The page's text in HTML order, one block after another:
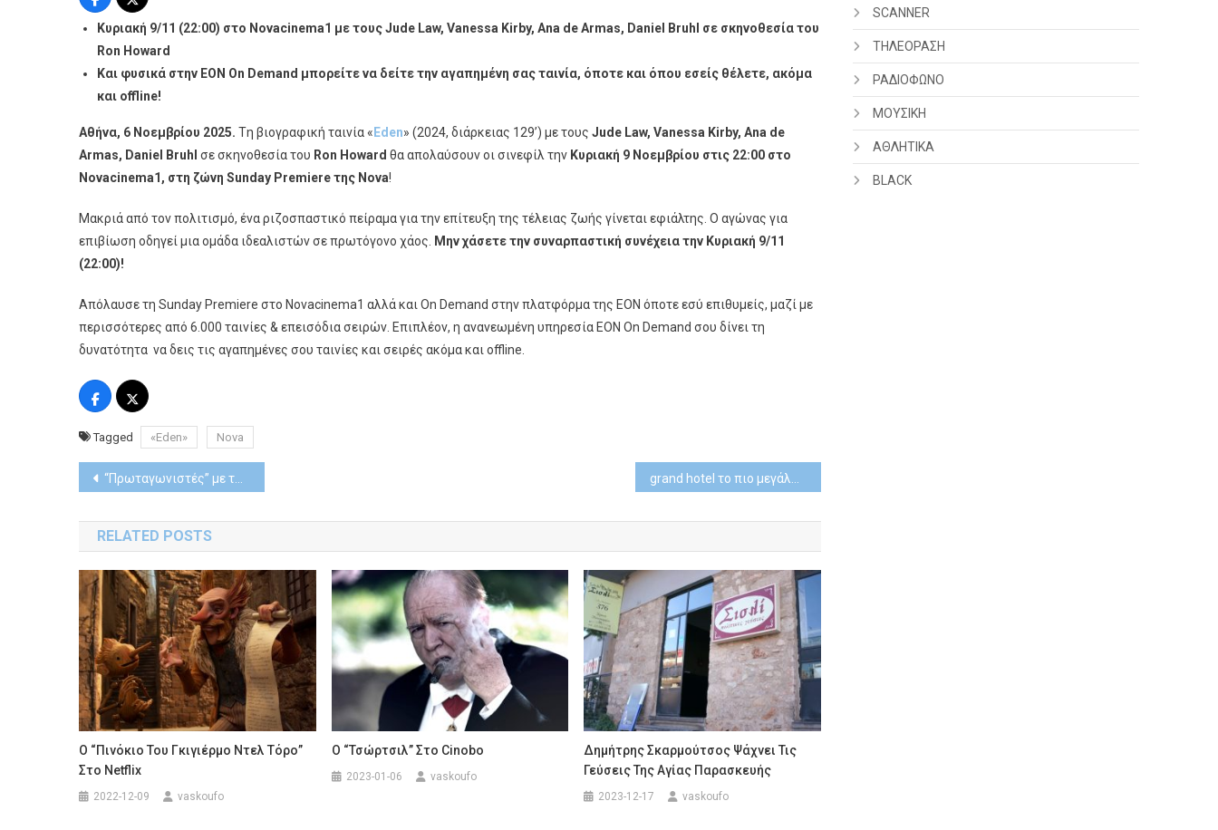
«Eden»
Sunday
Κυριακή 9/11 (22:00) στο Novacinema1 μετουςJude Law, Vanessa Kirby, Ana de Armas, Daniel Bruhl σε σκηνοθεσίατου
Ron Howard
Και φυσικά στην ΕΟΝ On Demand μπορείτε να δείτε την αγαπημένη σας ταινία, όποτε και όπου εσείς θέλετε, ακόμα
και offline!
Αθήνα, 6 Νοεμβρίου 2025. Tη βιογραφική ταινία « Eden» (2024, διάρκειας 129’) με τους Jude Law, Vanessa Kirby, Ana de
Armas, Daniel Bruhl σε σκηνοθεσία του Ron Howard θα απολαύσουν οι σινεφίλ την Κυριακή 9 Νοεμβρίου στις 22:00 στο
Novacinema1, στη ζώνη Sunday Premiere της Nova!
Μακριά από τον πολιτισμό, ένα ριζοσπαστικό πείραμα για την επίτευξη της τέλειας ζωής γίνεται εφιάλτης. Ο αγώνας για
επιβίωση οδηγεί μια ομάδα ιδεαλιστών σε πρωτόγονο χάος. Μην χάσετε την συναρπαστική συνέχεια την Κυριακή 9/11
(22:00)!
Απόλαυσε τη Sunday Premiere στο Novacinema1 αλλά και On Demand στην πλατφόρμα της ΕΟΝ όποτε εσύ επιθυμείς, μαζί με
περισσότερες από 6.000 ταινίες & επεισόδια σειρών. Επιπλέον, η ανανεωμένη υπηρεσία ΕΟΝ On Demand σου δίνει τη
δυνατότητα να δεις τις αγαπημένες σου ταινίες και σειρές ακόμα και offline.
Tagged «Eden» Nova
Post
navigation
“Πρωταγωνιστές” με τον Σταύρο Θεοδωράκη | Απόψε στις 23:50 grand hotel το πιο μεγάλο μυστικό είναι ακόμα ζωντανό
RELATED POSTS
Ο “Πινόκιο Του Γκιγιέρμο Ντελ Τόρο”
Στο Netflix
2022-12-09 vaskoufo
O “Τσώρτσιλ” Στο Cinobo
2023-01-06 vaskoufo
Δημήτρης Σκαρμούτσος Ψάχνει Τις
Γεύσεις Της Αγίας Παρασκευής
2023-12-17 vaskoufo
SCANNER
ΤΗΛΕΟΡΑΣΗ
ΡΑΔΙΟΦΩΝΟ
ΜΟΥΣΙΚΗ
ΑΘΛΗΤΙΚΑ
BLACK